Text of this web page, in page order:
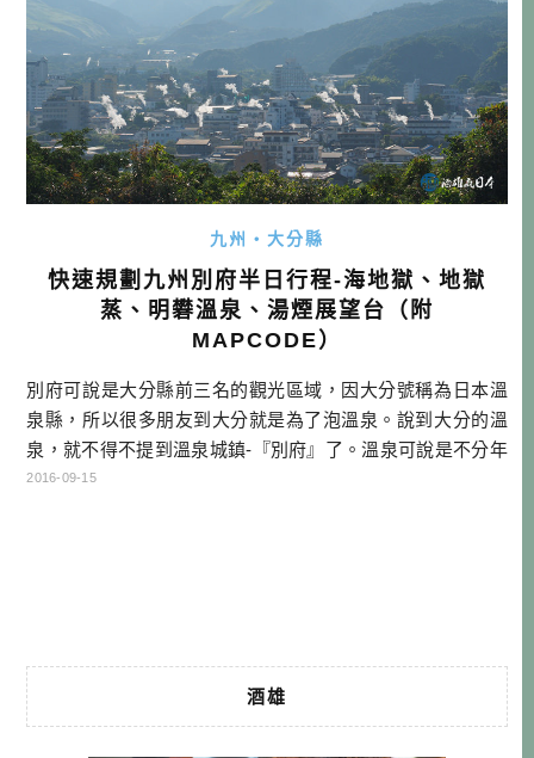
九州・大分縣
快速規劃九州別府半日行程-海地獄、地獄
蒸、明礬溫泉、湯煙展望台（附
MAPCODE）
別府可說是大分縣前三名的觀光區域，因大分號稱為日本溫
泉縣，所以很多朋友到大分就是為了泡溫泉。說到大分的溫
泉，就不得不提到溫泉城鎮-『別府』了。溫泉可說是不分年
齡層的觀光資源，不只是長輩愛泡溫泉，年輕朋友也很多人
2016-09-15
酒雄